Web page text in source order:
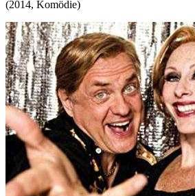
(2014, Komödie)